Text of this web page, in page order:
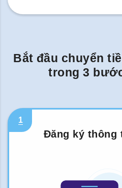
Bắt đầu chuyển
trong 3
1
Đăng ký thông